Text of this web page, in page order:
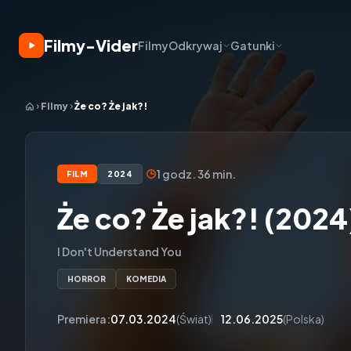
Filmy-ViderFilmyOdkrywaj Gatunki
Filmy Że co? Że jak?!
FILM 2024 1 godz. 36 min.
Że co? Że jak?!
I Don't Understand You
HORROR KOMEDIA
Premiera:07.03.2024(Świat) 12.06.2025(Polska)